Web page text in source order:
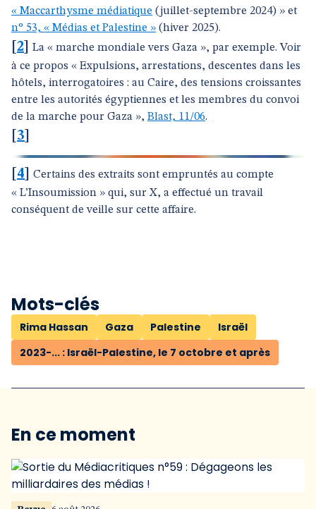
« Maccarthysme médiatique (juillet-septembre 2024) » et
n° 53, « Médias et Palestine » (hiver 2025).
2
La « marche mondiale vers Gaza », par exemple. Voir
à ce propos « Expulsions, arrestations, descentes dans les
hôtels, interrogatoires : au Caire, des tensions croissantes
entre les autorités égyptiennes et les membres du convoi
de la marche pour Gaza », Blast, 11/06.
3
4
Certains des extraits sont empruntés au compte
« L’Insoumission » qui, sur X, a effectué un travail
conséquent de veille sur cette affaire.
Mots-clés
Rima Hassan Gaza Palestine
Israël
2023-... : Israël-Palestine, le 7 octobre et après
En ce moment